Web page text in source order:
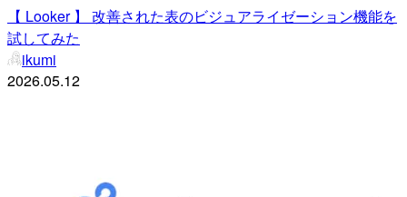
【 Looker 】 改善された表のビジュアライゼーション機能を
試してみた
ikumi
2026.05.12